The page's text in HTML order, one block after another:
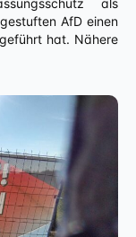
als
AfD einen
hat. Nähere